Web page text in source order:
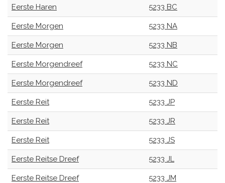
Eerste Haren 5233 BC
Eerste Morgen 5233 NA
Eerste Morgen 5233 NB
Eerste Morgendreef 5233 NC
Eerste Morgendreef 5233 ND
Eerste Reit 5233 JP
Eerste Reit 5233 JR
Eerste Reit 5233 JS
Eerste Reitse Dreef 5233 JL
Eerste Reitse Dreef 5233 JM